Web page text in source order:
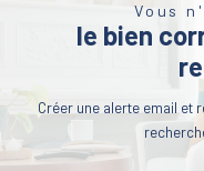
Vous
le bien
Créer une alerte email et